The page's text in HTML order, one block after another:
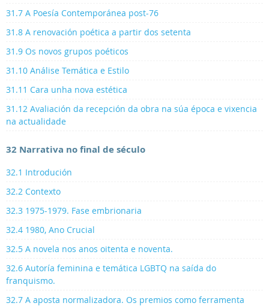
31.7 A Poesía Contemporánea post-76
31.8 A renovación poética a partir dos setenta
31.9 Os novos grupos poéticos
31.10 Análise Temática e Estilo
31.11 Cara unha nova estética
31.12 Avaliación da recepción da obra na súa época e vixencia
na actualidade
32 Narrativa no final de século
32.1 Introdución
32.2 Contexto
32.3 1975-1979. Fase embrionaria
32.4 1980, Ano Crucial
32.5 A novela nos anos oitenta e noventa.
32.6 Autoría feminina e temática LGBTQ na saída do
franquismo.
32.7 A aposta normalizadora. Os premios como ferramenta